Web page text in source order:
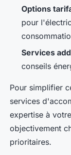
Options
pour
Services
conseils
Pour simplifier
services
expertise à
objectivement
prioritaires.